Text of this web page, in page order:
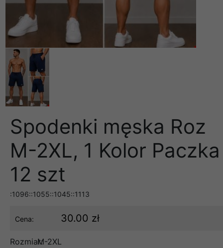
Spodenki męska Roz
M-2XL, 1 Kolor Paczka
12 szt
:1096::1055::1045::1113
Cena: 30.00 zł
Rozmiar:M-2XL